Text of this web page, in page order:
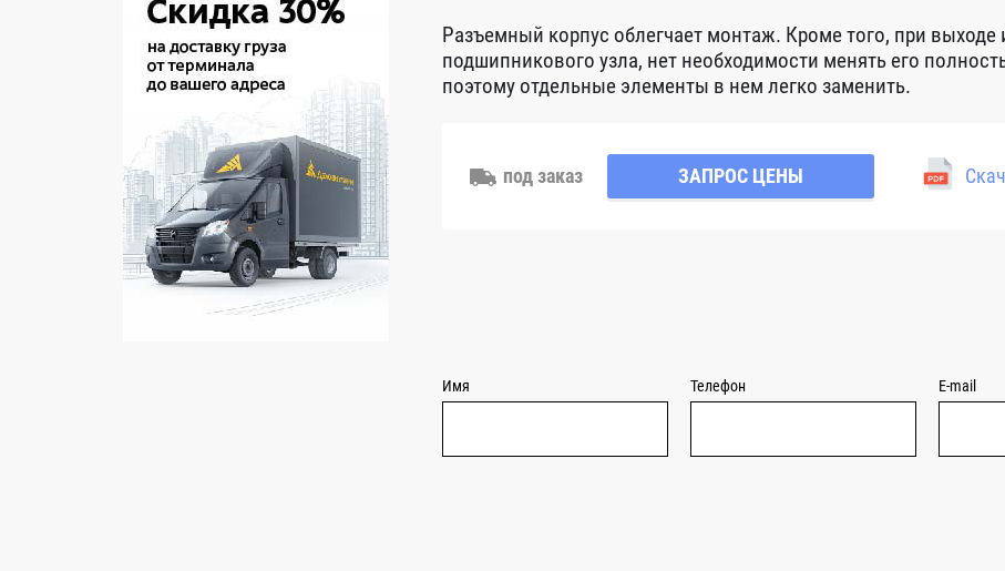
Разъемный корпус облегчает монтаж. Кроме того, при выходе
подшипникового узла, нет необходимости менять его
поэтому отдельные элементы в нем легко заменить.
под заказ ЗАПРОС ЦЕНЫ
Имя Телефон E-mail